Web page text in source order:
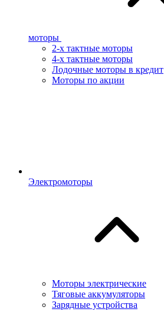
моторы
2-х тактные моторы
4-х тактные моторы
Лодочные моторы в кредит
Моторы по акции
Электромоторы
Моторы электрические
Тяговые аккумуляторы
Зарядные устройства